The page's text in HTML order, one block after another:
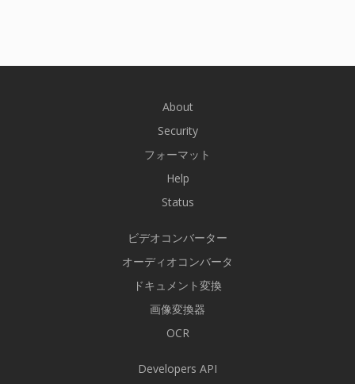
About
Security
フォーマット
Help
Status
ビデオコンバーター
オーディオコンバータ
ドキュメント変換
画像変換器
OCR
Developers API